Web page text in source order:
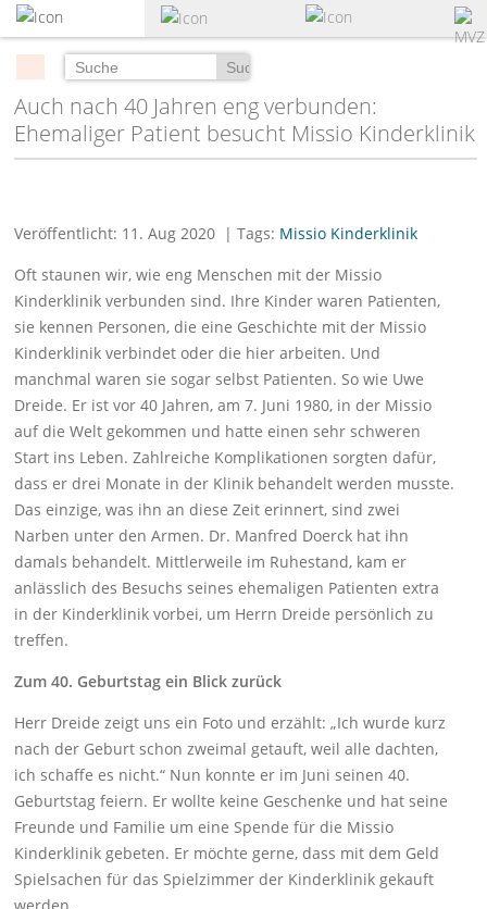
zum
Hauptinhalt
Suchen
Auch nach 40 Jahren eng verbunden:
Ehemaliger Patient besucht Missio Kinderklinik
Veröffentlicht: 11. Aug 2020 | Tags: Missio Kinderklinik
Oft staunen wir, wie eng Menschen mit der Missio
Kinderklinik verbunden sind. Ihre Kinder waren Patienten,
sie kennen Personen, die eine Geschichte mit der Missio
Kinderklinik verbindet oder die hier arbeiten. Und
manchmal waren sie sogar selbst Patienten. So wie Uwe
Dreide. Er ist vor 40 Jahren, am 7. Juni 1980, in der Missio
auf die Welt gekommen und hatte einen sehr schweren
Start ins Leben. Zahlreiche Komplikationen sorgten dafür,
dass er drei Monate in der Klinik behandelt werden musste.
Das einzige, was ihn an diese Zeit erinnert, sind zwei
Narben unter den Armen. Dr. Manfred Doerck hat ihn
damals behandelt. Mittlerweile im Ruhestand, kam er
anlässlich des Besuchs seines ehemaligen Patienten extra
in der Kinderklinik vorbei, um Herrn Dreide persönlich zu
treffen.
Zum 40. Geburtstag ein Blick zurück
Herr Dreide zeigt uns ein Foto und erzählt: „Ich wurde kurz
nach der Geburt schon zweimal getauft, weil alle dachten,
ich schaffe es nicht.“ Nun konnte er im Juni seinen 40.
Geburtstag feiern. Er wollte keine Geschenke und hat seine
Freunde und Familie um eine Spende für die Missio
Kinderklinik gebeten. Er möchte gerne, dass mit dem Geld
Spielsachen für das Spielzimmer der Kinderklinik gekauft